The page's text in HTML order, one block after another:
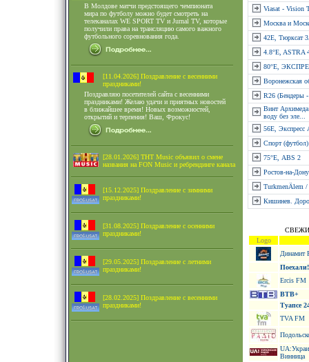
В Молдове матчи предстоящего чемпионата
мира по футболу можно будет смотреть на
телеканалах WE SPORT TV и Jurnal TV, которые
получили права на трансляцию самого важного
футбольного соревнования года.
[11.04.2026] Поздравление с весенними
праздниками!
Поздравляю посетителей сайта с весенними
праздниками! Желаю удачи и приятных новостей
в ближайшее время! Новых возможностей,
открытий и терпения! Ваш, Фрокус!
[28.01.2026] ТНТ Music объявил о смене
названия на FON Music и ребрендинге канала
[15.12.2025] Поздравление с зимними
праздниками!
[31.08.2025] Поздравление с осенними
праздниками!
[29.05.2025] Поздравление с летними
праздниками!
[28.02.2025] Поздравление с весенними
праздниками!
Viasat - Vision
Москва и
42E, Тюрксат
4.8°E, ASTRA
80°E,
Воронежская
R26 (Бендеры
Винт
воду без эле...
56E, Экспресс
Спорт (футбол)
75°Е, ABS 2
Ростов-на-Дону
TurkmenÄlem /
Кишинев.
Logo
Динамит
Поехали!
Ercis FM
ВТВ+
Туапсе
TVA FM
Винница